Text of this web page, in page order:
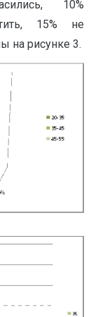
10%
15% не
на рисунке 3.